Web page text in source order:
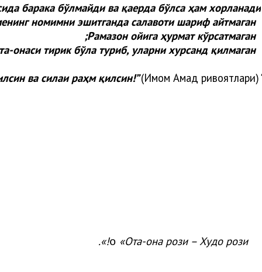
барака бўлмайди ва қаерда бўлса ҳам хорланади:
номимни эшитганда салавоти шариф айтмаган;
Рамазон ойига ҳурмат кўрсатмаган;
онаси тирик бўла туриб, уларни хурсанд қилмаган
“
ва силаи раҳм қилсин!”(Имом Аҳмад ривоятлари).
o «Ота-она рози– Худо рози
!»
.